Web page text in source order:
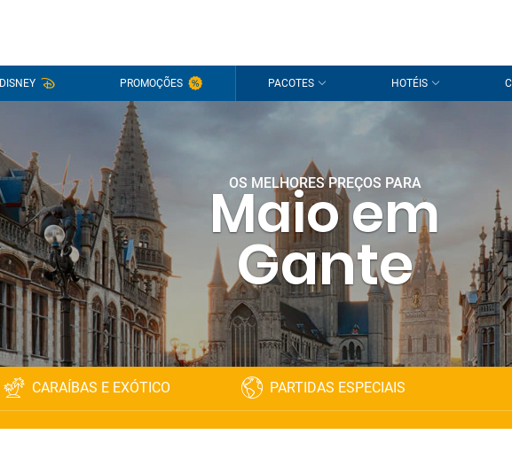
DISNEY PROMOÇÕES PACOTES HOTÉIS
OS MELHORES PREÇOS PARA
Maio em
Gante
CARAÍBAS E EXÓTICO PARTIDAS ESPECIAIS